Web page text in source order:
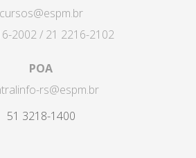
cursos@espm.br
2002 / 21 2216-2102
POA
rs@espm.br
51 3218-1400